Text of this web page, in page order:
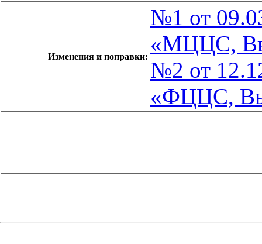
Изменения и поправки:
№1 от
«МЦЦС,
№2 от
«ФЦЦС,